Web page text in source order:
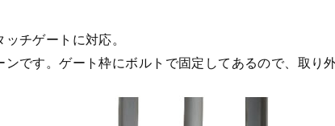
チゲートに対応。
です。ゲート枠にボルトで固定してあるので、取り